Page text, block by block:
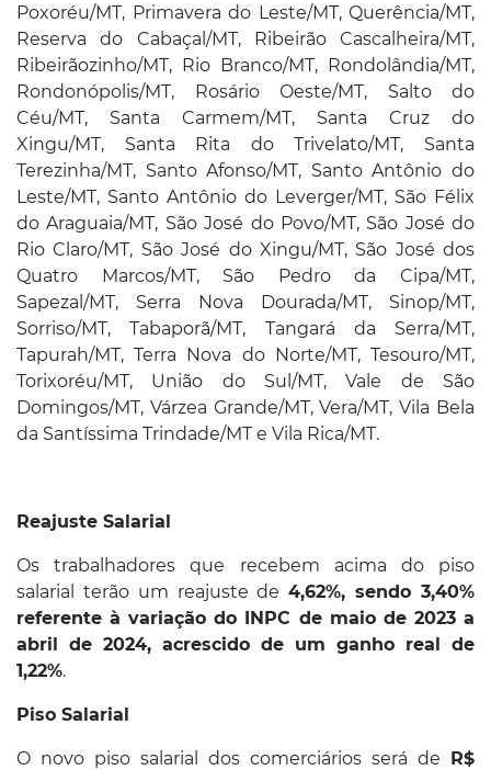
Poxoréu/MT, Primavera do Leste/MT, Querência/MT,
Reserva do Cabaçal/MT, Ribeirão Cascalheira/MT,
Ribeirãozinho/MT, Rio Branco/MT, Rondolândia/MT,
Rondonópolis/MT, Rosário Oeste/MT, Salto do
Céu/MT, Santa Carmem/MT, Santa Cruz do
Xingu/MT, Santa Rita do Trivelato/MT, Santa
Terezinha/MT, Santo Afonso/MT, Santo Antônio do
Leste/MT, Santo Antônio do Leverger/MT, São Félix
do Araguaia/MT, São José do Povo/MT, São José do
Rio Claro/MT, São José do Xingu/MT, São José dos
Quatro Marcos/MT, São Pedro da Cipa/MT,
Sapezal/MT, Serra Nova Dourada/MT, Sinop/MT,
Sorriso/MT, Tabaporã/MT, Tangará da Serra/MT,
Tapurah/MT, Terra Nova do Norte/MT, Tesouro/MT,
Torixoréu/MT, União do Sul/MT, Vale de São
Domingos/MT, Várzea Grande/MT, Vera/MT, Vila Bela
da Santíssima Trindade/MT e Vila Rica/MT.
Reajuste Salarial
Os trabalhadores que recebem acima do piso
salarial terão um reajuste de4,62%, sendo 3,40%
referente à variação do INPC de maio de 2023 a
abril de 2024, acrescido de um ganho real de
1,22%.
Piso Salarial
O novo piso salarial dos comerciários será de R$